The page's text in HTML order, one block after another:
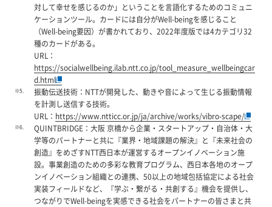
対して幸せを感じるのか」ということを言語化するためのコミュニ
ケーションツール。カードには自分がWell-beingを感じること
（Well-being要因）が書かれており、2022年度版では4カテゴリ32
種のカードがある。
URL：
https://socialwellbeing.ilab.ntt.co.jp/tool_measure_wellbeingcar
d.html
※5.
振動伝送技術：NTTが開発した、動きや音によって生じる振動情報
を計測し送信する技術。
URL： https://www.ntticc.or.jp/ja/archive/works/vibro-scape/
※6.
QUINTBRIDGE：大阪 京橋から企業・スタートアップ・自治体・大
学等のパートナーと共に『業界・地域課題の解決』と『未来社会の
創造』をめざすNTT西日本が運営するオープンイノベーション施
設。事業創造のための多彩な教育プログラム、西日本各地のオープ
ンイノベーション組織との連携、50以上の地域包括協定による社会
実装フィールドなど、『学ぶ・繋がる・共創する』機会を提供し、
つながりでWell-beingを実感できる社会をパートナーの皆さまと共